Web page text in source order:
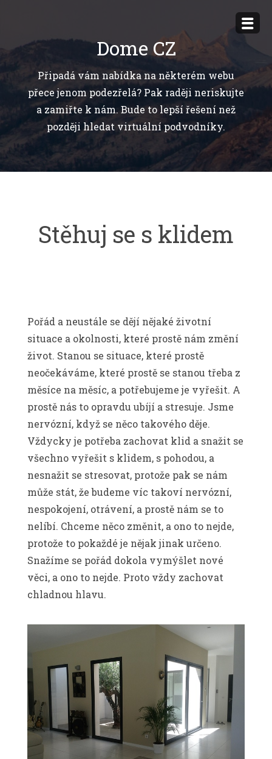
obsahu
Dome CZ
Připadá vám nabídka na některém webu
přece jenom podezřelá? Pak raději neriskujte
a zamiřte k nám. Bude to lepší řešení než
později hledat virtuální podvodníky.
Stěhuj se s klidem
Pořád a neustále se dějí nějaké životní
situace a okolnosti, které prostě nám změní
život. Stanou se situace, které prostě
neočekáváme, které prostě se stanou třeba z
měsíce na měsíc, a potřebujeme je vyřešit. A
prostě nás to opravdu ubíjí a stresuje. Jsme
nervózní, když se něco takového děje.
Vždycky je potřeba zachovat klid a snažit se
všechno vyřešit s klidem, s pohodou, a
nesnažit se stresovat, protože pak se nám
může stát, že budeme víc takoví nervózní,
nespokojení, otrávení, a prostě nám se to
nelíbí. Chceme něco změnit, a ono to nejde,
protože to pokaždé je nějak jinak určeno.
Snažíme se pořád dokola vymýšlet nové
věci, a ono to nejde. Proto vždy zachovat
chladnou hlavu.